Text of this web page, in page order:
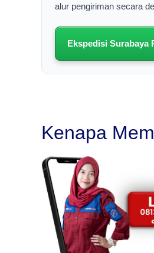
alur pengiriman secara
Ekspedisi Surabaya
Kenapa